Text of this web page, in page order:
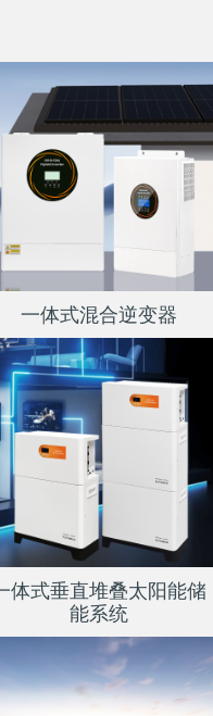
一体式混合逆变器
体式垂直堆叠太阳能储
能系统